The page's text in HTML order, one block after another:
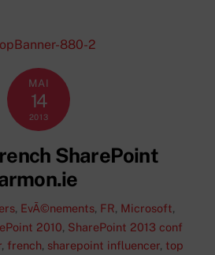
MAI
14
2013
SharePoint
, EvÃ©nements, FR, Microsoft,
2010, SharePoint 2013 conf
, french, sharepoint influencer, top